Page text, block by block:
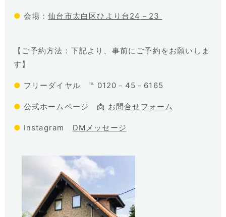
● 会場：仙台市太白区ひより台24 － 23
【ご予約方法：下記より、事前にご予約をお願いしま
す】
● フリーダイヤル ℡ 0120 － 45 － 6165
● 公式ホームページ 📩 お問合せフォーム
● Instagram DMメッセージ